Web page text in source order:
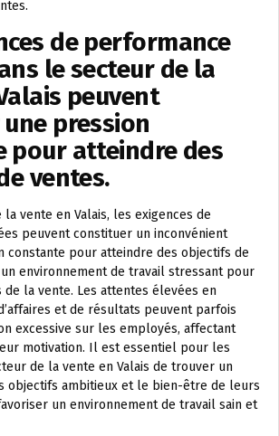
de performance
le secteur de la
peuvent
pression
pour atteindre des
ventes.
vente en Valais, les exigences de
peuvent constituer un inconvénient
constante pour atteindre des objectifs de
environnement de travail stressant pour
la vente. Les attentes élevées en
et de résultats peuvent parfois
excessive sur les employés, affectant
motivation. Il est essentiel pour les
de la vente en Valais de trouver un
objectifs ambitieux et le bien-être de leurs
un environnement de travail sain et